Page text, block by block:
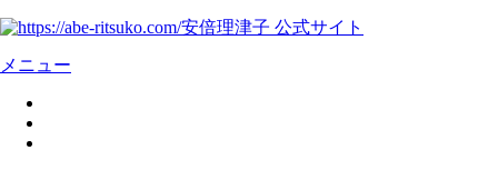
安倍理津子 公式サイト
メニュー